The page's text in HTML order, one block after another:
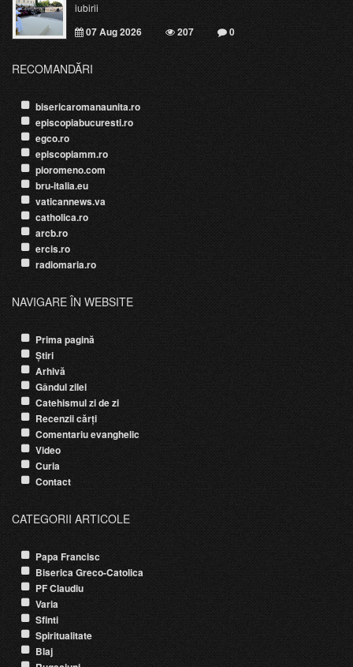
iubirii
07 Aug 2026 207 0
RECOMANDĂRI
bisericaromanaunita.ro
episcopiabucuresti.ro
egco.ro
episcopiamm.ro
pioromeno.com
bru-italia.eu
vaticannews.va
catholica.ro
arcb.ro
ercis.ro
radiomaria.ro
NAVIGARE ÎN WEBSITE
Prima pagină
Știri
Arhivă
Gândul zilei
Catehismul zi de zi
Recenzii cărți
Comentariu evanghelic
Video
Curia
Contact
CATEGORII ARTICOLE
Papa Francisc
Biserica Greco-Catolica
PF Claudiu
Varia
Sfinti
Spiritualitate
Blaj